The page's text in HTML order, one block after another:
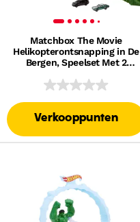
Matchbox The Movie
Helikopterontsnapping in De
Bergen, Speelset Met 2
Helikopter
Verkooppunten